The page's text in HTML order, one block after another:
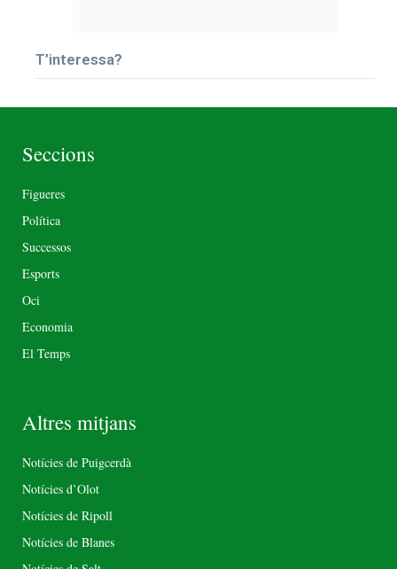
T’interessa?
Seccions
Figueres
Política
Successos
Esports
Oci
Economia
El Temps
Altres mitjans
Notícies de Puigcerdà
Notícies d’Olot
Notícies de Ripoll
Notícies de Blanes